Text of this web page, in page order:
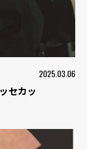
2025.03.06
セカッ